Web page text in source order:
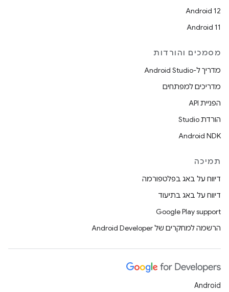
Android 12
Android 11
מסמכים והורדות
מדריך ל-Android Studio
מדריכים למפתחים
הפניית API
הורדת Studio
Android NDK
תמיכה
דיווח על באג בפלטפורמה
דיווח על באג בתיעוד
Google Play support
הרשמה למחקרים של Android Developer
Android